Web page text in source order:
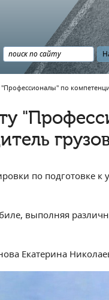
по
по подготовке к
выполняя
Екатерина